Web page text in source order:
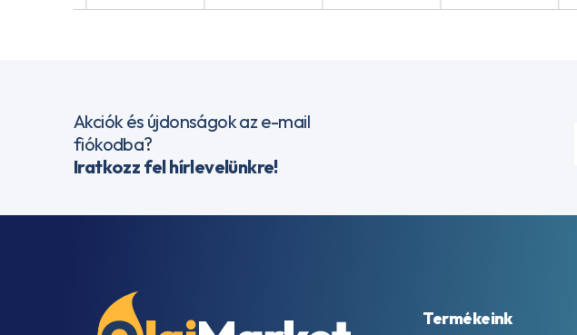
Akciók és újdonságok az e-mail
fiókodba?
Iratkozz fel hírlevelünkre!
Termékeink